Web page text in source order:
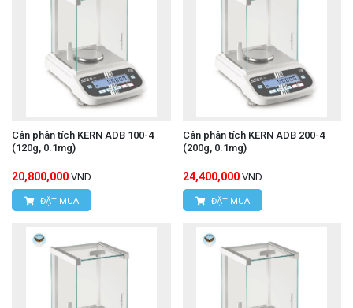
Cân phân tích KERN ADB 100-4
(120g, 0.1mg)
20,800,000 VND
ĐẶT MUA
Cân phân tích KERN ADB 200-4
(200g, 0.1mg)
24,400,000 VND
ĐẶT MUA